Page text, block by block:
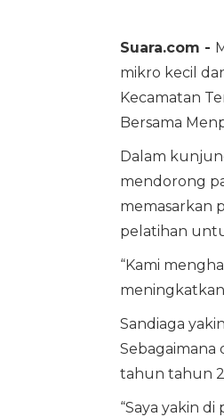
Suara.com -
mikro kecil
Kecamatan
Bersama
Dalam
mendorong
memasarkan
pelatihan
“Kami
meningkatkan
Sandiaga
Sebagaimana
tahun tahun
“Saya yakin